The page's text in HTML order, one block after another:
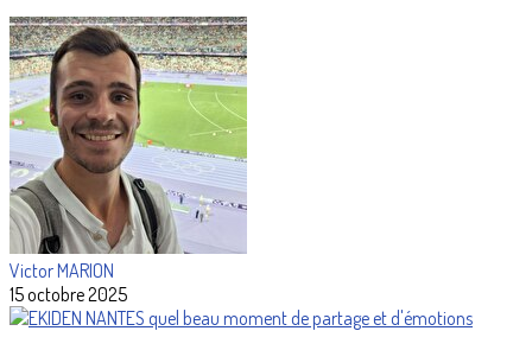
Victor MARION
15 octobre 2025